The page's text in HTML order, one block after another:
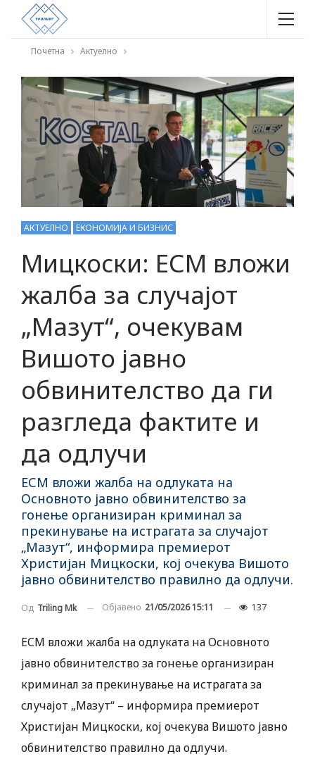
Почетна Актуелно
АКТУЕЛНО ЕКОНОМИЈА И БИЗНИС
Мицкоски: ЕСМ вложи
жалба за случајот
„Мазут“, очекувам
Вишото јавно
обвинителство да ги
разгледа фактите и
да одлучи
ЕСМ вложи жалба на одлуката на
Основното јавно обвинителство за
гонење организиран криминал за
прекинување на истрагата за случајот
„Мазут“, информира премиерот
Христијан Мицкоски, кој очекува Вишото
јавно обвинителство правилно да одлучи.
Од Triling Mk Објавено 21/05/2026 15:11 137
ЕСМ вложи жалба на одлуката на Основното
јавно обвинителство за гонење организиран
криминал за прекинување на истрагата за
случајот „Мазут“ – информира премиерот
Христијан Мицкоски, кој очекува Вишото јавно
обвинителство правилно да одлучи.